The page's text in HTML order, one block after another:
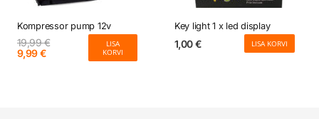
Kompressor pump 12v
19,99€
Algne
hind
9,99€Current
LISA
KORVI
Key light 1 x led display
1,00€ LISA KORVI